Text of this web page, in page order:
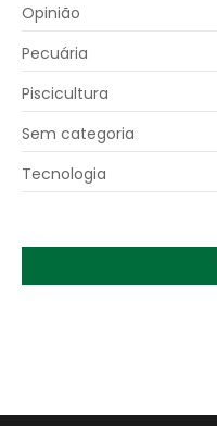
Opinião
Pecuária
Piscicultura
Sem categoria
Tecnologia